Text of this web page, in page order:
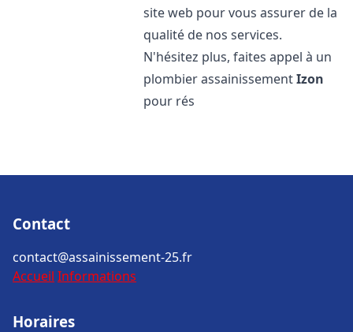
site web pour vous assurer de la
qualité de nos services.
N'hésitez plus, faites appel à un
plombier assainissementIzon
pour rés
Contact
contact@assainissement-25.fr
Accueil Informations
Horaires